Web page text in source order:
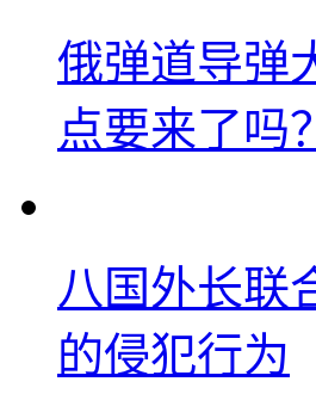
俄弹道导弹
点要来了吗？
八国外长联
的侵犯行为